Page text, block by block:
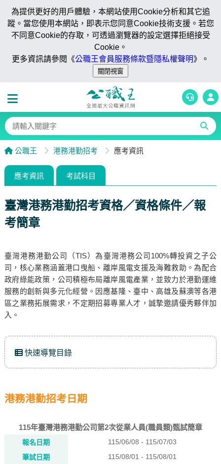
為提供更好的用戶體驗，本網站使用Cookie分析和其它追
蹤。當您使用本網站，即表示您同意Cookie技術支援。若您
不同意Cookie的存取，可透過瀏覽器的設定選擇拒絕接受
Cookie。
更多資訊請參閱《公職王會員服務條款暨隱私權聲明》。
公職王 港務港勤招考 應考資訊
應考資訊 考試科目
臺灣港務港勤招考資格／資格條件／報
考簡章
臺灣港務港勤公司（TIS）為臺灣港務公司100%轉投資之子公
司，核心業務涵蓋港口曳船、離岸風電支援及海難救助。為配合
政府綠能政策，公司積極布局離岸風電產業，並致力於港勤運維
服務的創新與多元化經營。因應基隆、臺中、高雄及蘇澳等各港
區之業務拓展需求，不定期招募專業人才，誠摯邀請優秀夥伴加
入。
快速導覽目錄
港務港勤招考日期
115年臺灣港務港勤公司第2次從業人員(職員類)甄試簡章
報名日期
115/06/08 - 115/07/03
筆試日期
115/08/01 - 115/08/01